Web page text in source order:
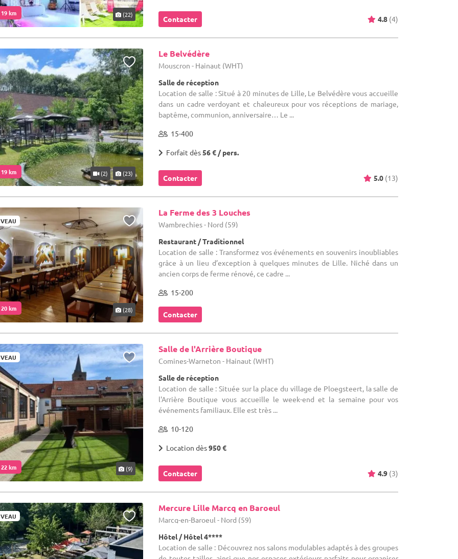
km (22) Contacter 4.8 (4)
km (2) (23)
Le Belvédère
Mouscron - Hainaut (WHT)
Salle de réception
Location de salle : Situé à 20 minutes de Lille, Le Belvédère vous accueille
dans un cadre verdoyant et chaleureux pour vos réceptions de mariage,
baptême, communion, anniversaire… Le ...
15-400
Forfait dès56 € / pers.
Contacter 5.0 (13)
km (28)
La Ferme des 3 Louches
Wambrechies - Nord (59)
Restaurant / Traditionnel
Location de salle : Transformez vos événements en souvenirs inoubliables
grâce à un lieu d’exception à quelques minutes de Lille. Niché dans un
ancien corps de ferme rénové, ce cadre ...
15-200
Contacter
km (9)
Salle de l'Arrière Boutique
Comines-Warneton - Hainaut (WHT)
Salle de réception
Location de salle : Située sur la place du village de Ploegsteert, la salle de
l'Arrière Boutique vous accueille le week-end et la semaine pour vos
événements familiaux. Elle est très ...
10-120
Location dès950 €
Contacter 4.9 (3)
Mercure Lille Marcq en Baroeul
Marcq-en-Baroeul - Nord (59)
Hôtel / Hôtel 4****
Location de salle : Découvrez nos salons modulables adaptés à des groupes